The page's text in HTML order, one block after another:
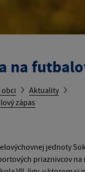
na
obci
Aktuality
zápas
jednoty
priaznivcov na